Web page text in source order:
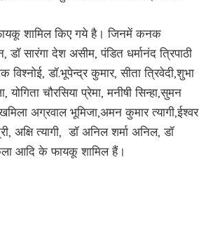
शामिल किए गये है। जिनमें कनक
सारंगा देश असीम, पंडित धर्मानंद त्रिपाठी
विश्नोई, डॉ.भूपेन्द्र कुमार, सीता त्रिवेदी,शुभा
चौरसिया प्रेमा, मनीषी सिन्हा,सुमन
अग्रवाल भूमिजा,अमन कुमार त्यागी,ईश्वर
अक्षि त्यागी, डॉ अनिल शर्मा अनिल, डॉ
आदि के फायकू शामिल हैं।